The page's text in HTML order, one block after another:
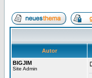
Autor
BIGJIM
Site Admin